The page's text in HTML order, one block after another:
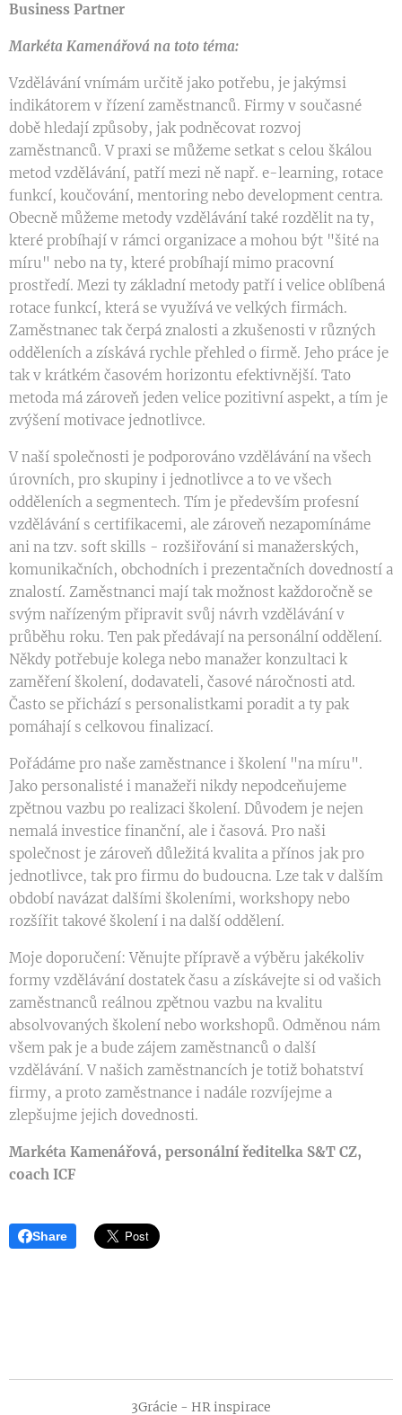
Business Partner
Markéta Kamenářová na toto téma:
Vzdělávání vnímám určitě jako potřebu, je jakýmsi
indikátorem v řízení zaměstnanců. Firmy v současné
době hledají způsoby, jak podněcovat rozvoj
zaměstnanců. V praxi se můžeme setkat s celou škálou
metod vzdělávání, patří mezi ně např. e-learning, rotace
funkcí, koučování, mentoring nebo development centra.
Obecně můžeme metody vzdělávání také rozdělit na ty,
které probíhají v rámci organizace a mohou být "šité na
míru" nebo na ty, které probíhají mimo pracovní
prostředí. Mezi ty základní metody patří i velice oblíbená
rotace funkcí, která se využívá ve velkých firmách.
Zaměstnanec tak čerpá znalosti a zkušenosti v různých
odděleních a získává rychle přehled o firmě. Jeho práce je
tak v krátkém časovém horizontu efektivnější. Tato
metoda má zároveň jeden velice pozitivní aspekt, a tím je
zvýšení motivace jednotlivce.
V naší společnosti je podporováno vzdělávání na všech
úrovních, pro skupiny i jednotlivce a to ve všech
odděleních a segmentech. Tím je především profesní
vzdělávání s certifikacemi, ale zároveň nezapomínáme
ani na tzv. soft skills - rozšiřování si manažerských,
komunikačních, obchodních i prezentačních dovedností a
znalostí. Zaměstnanci mají tak možnost každoročně se
svým nařízeným připravit svůj návrh vzdělávání v
průběhu roku. Ten pak předávají na personální oddělení.
Někdy potřebuje kolega nebo manažer konzultaci k
zaměření školení, dodavateli, časové náročnosti atd.
Často se přichází s personalistkami poradit a ty pak
pomáhají s celkovou finalizací.
Pořádáme pro naše zaměstnance i školení "na míru".
Jako personalisté i manažeři nikdy nepodceňujeme
zpětnou vazbu po realizaci školení. Důvodem je nejen
nemalá investice finanční, ale i časová. Pro naši
společnost je zároveň důležitá kvalita a přínos jak pro
jednotlivce, tak pro firmu do budoucna. Lze tak v dalším
období navázat dalšími školeními, workshopy nebo
rozšířit takové školení i na další oddělení.
Moje doporučení: Věnujte přípravě a výběru jakékoliv
formy vzdělávání dostatek času a získávejte si od vašich
zaměstnanců reálnou zpětnou vazbu na kvalitu
absolvovaných školení nebo workshopů. Odměnou nám
všem pak je a bude zájem zaměstnanců o další
vzdělávání. V našich zaměstnancích je totiž bohatství
firmy, a proto zaměstnance i nadále rozvíjejme a
zlepšujme jejich dovednosti.
Markéta Kamenářová, personální ředitelka S&T CZ,
coach ICF
Share
3Grácie - HR inspirace